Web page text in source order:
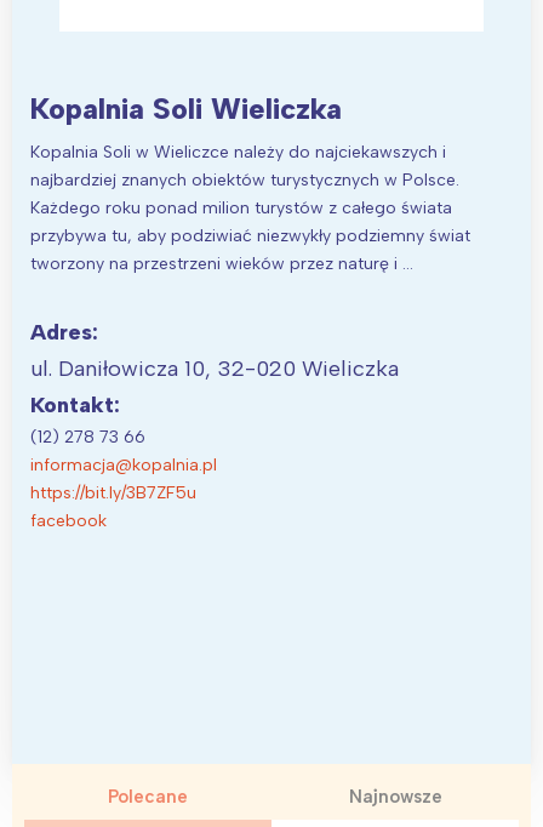
Kopalnia Soli Wieliczka
Kopalnia Soli w Wieliczce należy do najciekawszych i
najbardziej znanych obiektów turystycznych w Polsce.
Każdego roku ponad milion turystów z całego świata
przybywa tu, aby podziwiać niezwykły podziemny świat
tworzony na przestrzeni wieków przez naturę i …
Adres:
ul. Daniłowicza 10, 32-020 Wieliczka
Kontakt:
(12) 278 73 66
informacja@kopalnia.pl
https://bit.ly/3B7ZF5u
facebook
Polecane Najnowsze